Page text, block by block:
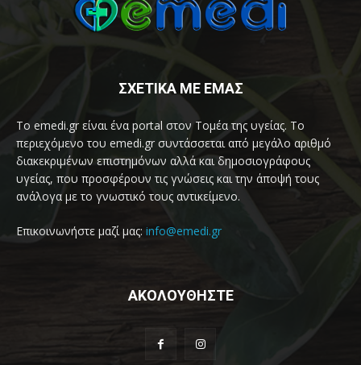
ΣΧΕΤΙΚΑ ΜΕ ΕΜΑΣ
Το emedi.gr είναι ένα portal στον Τομέα της υγείας. Το
περιεχόμενο του emedi.gr συντάσσεται από μεγάλο αριθμό
διακεκριμένων επιστημόνων αλλά και δημοσιογράφους
υγείας, που προσφέρουν τις γνώσεις και την άποψή τους
ανάλογα με το γνωστικό τους αντικείμενο.
Επικοινωνήστε μαζί μας: info@emedi.gr
ΑΚΟΛΟΥΘΗΣΤΕ